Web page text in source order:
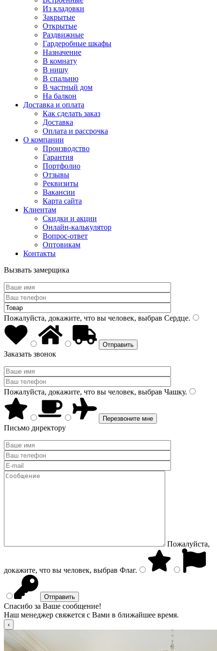
Из кладовки
Закрытые
Открытые
Раздвижные
Гардеробные шкафы
Назначение
В комнату
В нишу
В спальню
В частный дом
На балкон
Доставка и оплата
Как сделать заказ
Доставка
Оплата и рассрочка
О компании
Производство
Гарантия
Портфолио
Отзывы
Реквизиты
Вакансии
Карта сайта
Клиентам
Скидки и акции
Онлайн-калькулятор
Вопрос-ответ
Оптовикам
Контакты
Вызвать замерщика
Пожалуйста, докажите, что вы человек, выбрав Сердце.
Заказать звонок
Пожалуйста, докажите, что вы человек, выбрав Чашку.
Письмо директору
Пожалуйста,
докажите, что вы человек, выбрав Флаг.
Спасибо за Ваше сообщение!
Наш менеджер свяжется с Вами в ближайшее время.